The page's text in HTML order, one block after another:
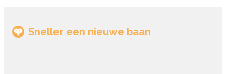
(POP), Leerjournaal, Samenvatting, Opleidingsoverzicht -
Sneller een nieuwe baan